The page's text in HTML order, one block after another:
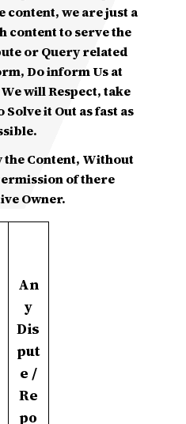
content, we are just a
content to serve the
or Query related
Do inform Us at
will Respect, take
it Out as fast as
the Content, Without
of there
Owner.
An
y
Dis
put
e /
Re
po